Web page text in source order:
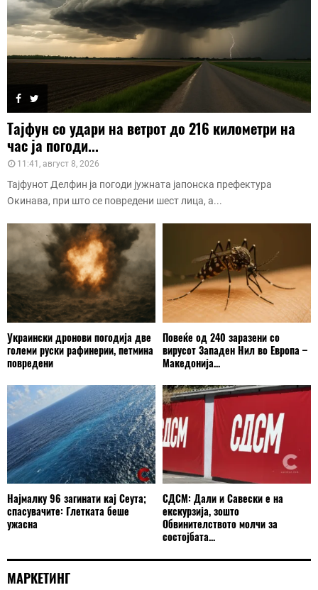
Тајфун со удари на ветрот до 216 километри на
час ја погоди...
11:41, август 8, 2026
Тајфунот Делфин ја погоди јужната јапонска префектура
Окинава, при што се повредени шест лица, а...
Украински дронови погодија две
големи руски рафинерии, петмина
повредени
Повеќе од 240 заразени со
вирусот Западен Нил во Европа –
Македонија...
Најмалку 96 загинати кај Сеута;
спасувачите: Глетката беше
ужасна
СДСМ: Дали и Савески е на
екскурзија, зошто
Обвинителството молчи за
состојбата...
МАРКЕТИНГ